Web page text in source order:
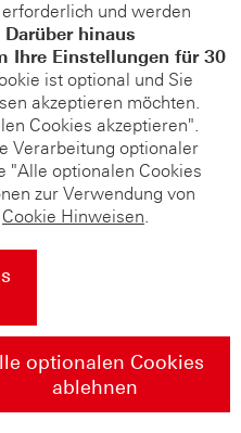
und werden
Darüber hinaus
Ihre Einstellungen für 30
ist optional und Sie
akzeptieren möchten.
Cookies akzeptieren".
Verarbeitung optionaler
"Alle optionalen Cookies
zur Verwendung von
Cookie Hinweisen.
optionalen Cookies
ablehnen